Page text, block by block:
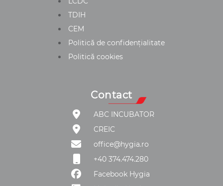
TDIH
CEM
Politică de confidențialitate
Politică cookies
Contact
ABC INCUBATOR
CREIC
office@hygia.ro
+40 374.474.280
Facebook Hygia